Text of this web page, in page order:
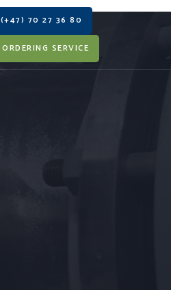
(+47) 70 27 36 80
ORDERING SERVICE